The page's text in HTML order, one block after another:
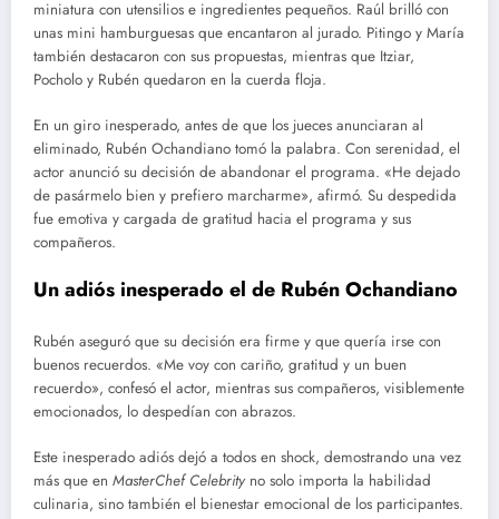
miniatura con utensilios e ingredientes pequeños. Raúl brilló con
unas mini hamburguesas que encantaron al jurado. Pitingo y María
también destacaron con sus propuestas, mientras que Itziar,
Pocholo y Rubén quedaron en la cuerda floja.
En un giro inesperado, antes de que los jueces anunciaran al
eliminado, Rubén Ochandiano tomó la palabra. Con serenidad, el
actor anunció su decisión de abandonar el programa. «He dejado
de pasármelo bien y prefiero marcharme», afirmó. Su despedida
fue emotiva y cargada de gratitud hacia el programa y sus
compañeros.
Un adiós inesperado el de Rubén Ochandiano
Rubén aseguró que su decisión era firme y que quería irse con
buenos recuerdos. «Me voy con cariño, gratitud y un buen
recuerdo», confesó el actor, mientras sus compañeros, visiblemente
emocionados, lo despedían con abrazos.
Este inesperado adiós dejó a todos en shock, demostrando una vez
más que en MasterChef Celebrity no solo importa la habilidad
culinaria, sino también el bienestar emocional de los participantes.